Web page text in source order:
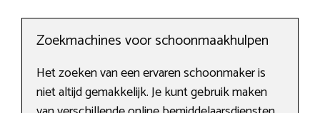
Zoekmachines voor schoonmaakhulpen
Het zoeken van een ervaren schoonmaker is
niet altijd gemakkelijk. Je kunt gebruik maken